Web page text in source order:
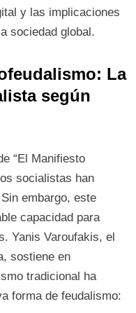
y las implicaciones
sociedad global.
La
según
“El Manifiesto
socialistas han
embargo, este
capacidad para
Yanis Varoufakis, el
sostiene en
tradicional ha
forma de feudalismo: